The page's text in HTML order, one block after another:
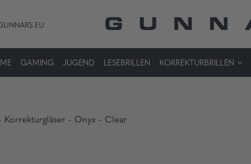
GAMING JUGEND LESEBRILLEN KORREKTURBRILLEN
Korrekturgläser - Onyx - Clear